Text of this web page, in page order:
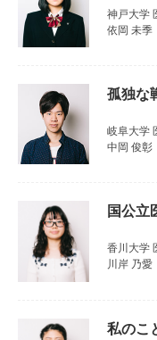
神戸大学
依岡 未季
孤独な
岐阜大学
中岡 俊彰
国公立
香川大学
川岸 乃愛
私のこ